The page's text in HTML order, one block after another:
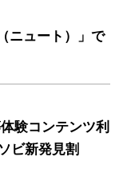
ニュート）」で
験コンテンツ利
ビ新発見割